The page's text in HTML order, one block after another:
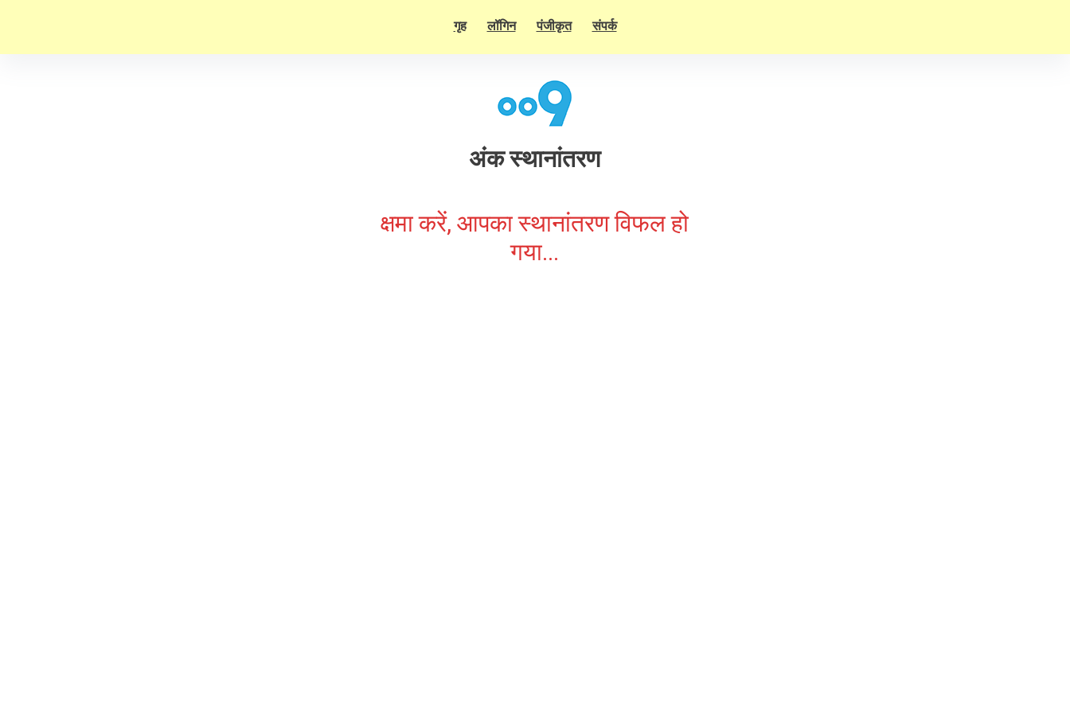
गृह लॉगिन पंजीकृत संपर्क
अंक स्थानांतरण
क्षमा करें, आपका स्थानांतरण विफल हो
गया...